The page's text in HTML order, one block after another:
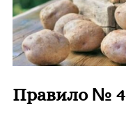
Правило № 4